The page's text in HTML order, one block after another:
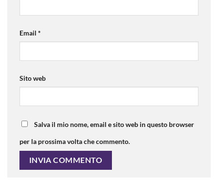
Email *
Sito web
Salva il mio nome, email e sito web in questo browser
per la prossima volta che commento.